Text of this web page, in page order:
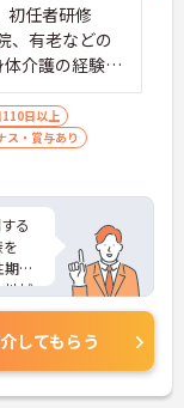
初任者研修
、有老などの
介護の経験年
経験のある方
日以上
ス・賞与あり
る
や
地域
いま
変
初任
など
職種
してもらう